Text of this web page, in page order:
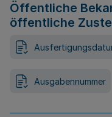
Öffentliche
öffentliche
Ausgabennummer